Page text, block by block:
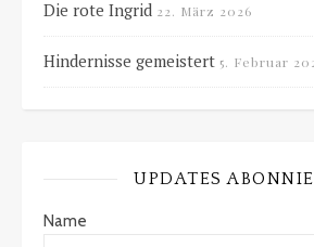
Die rote Ingrid 22. März 2026
Hindernisse gemeistert 5. Februar
UPDATES
Name